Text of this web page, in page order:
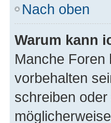
Nach oben
Warum kann
Manche Foren
vorbehalten
schreiben